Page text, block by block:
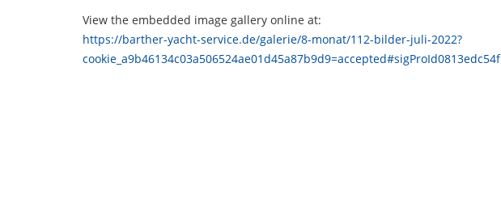
View the embedded image gallery online at:
https://barther-yacht-service.de/galerie/8-monat/112-bilder-juli-2022?
cookie_a9b46134c03a506524ae01d45a87b9d9=accepted#sigProId0813edc54f